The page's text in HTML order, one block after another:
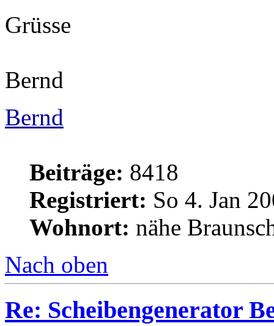
Grüsse
Bernd
Bernd
Beiträge: 8418
Registriert: So 4. Jan
Wohnort: nähe
Nach oben
Re: Scheibengenerator